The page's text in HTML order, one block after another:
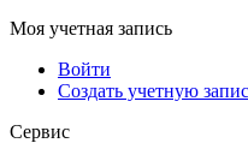
Моя учетная запись
Войти
Создать учетную
Сервис